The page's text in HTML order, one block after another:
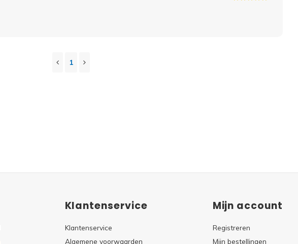
1
Klantenservice
Klantenservice
Algemene voorwaarden
Mijn account
Registreren
Mijn bestellingen